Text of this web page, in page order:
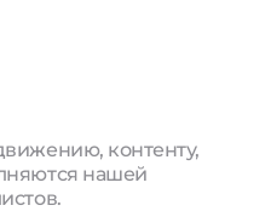
контенту,
нашей